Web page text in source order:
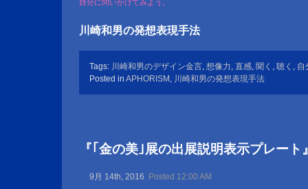
自分に問いかけてみよう。
川崎和男の発想表現手法
Tags: 川崎和男のデザイン金言, 想像力, 直感, 聞く , 聴く , 自
Posted in APHORISM , 川崎和男の発想表現手法
『｢金の美｣展の出展説明表示プレート
9月 14th, 2016 Posted 12:00 AM